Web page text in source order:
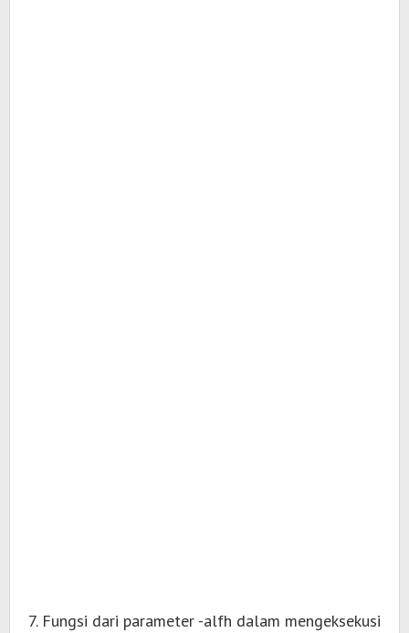
7. Fungsi dari parameter -alfh dalam mengeksekusi